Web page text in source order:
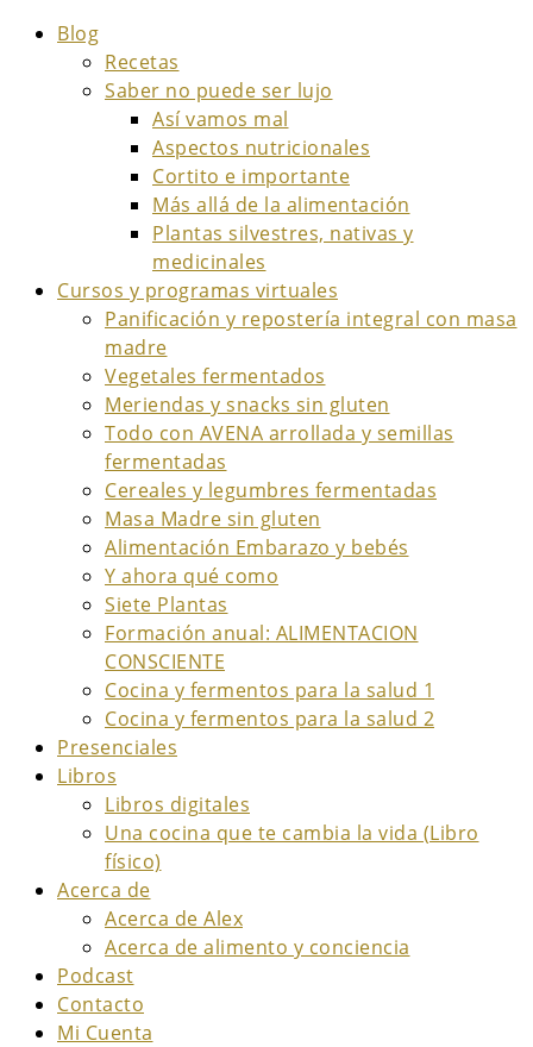
Blog
Recetas
Saber no puede ser lujo
Así vamos mal
Aspectos nutricionales
Cortito e importante
Más allá de la alimentación
Plantas silvestres, nativas y
medicinales
Cursos y programas virtuales
Panificación y repostería integral con masa
madre
Vegetales fermentados
Meriendas y snacks sin gluten
Todo con AVENA arrollada y semillas
fermentadas
Cereales y legumbres fermentadas
Masa Madre sin gluten
Alimentación Embarazo y bebés
Y ahora qué como
Siete Plantas
Formación anual: ALIMENTACION
CONSCIENTE
Cocina y fermentos para la salud 1
Cocina y fermentos para la salud 2
Presenciales
Libros
Libros digitales
Una cocina que te cambia la vida (Libro
físico)
Acerca de
Acerca de Alex
Acerca de alimento y conciencia
Podcast
Contacto
Mi Cuenta